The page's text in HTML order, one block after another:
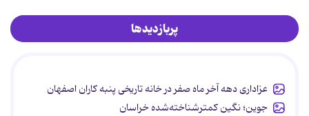
پربازدیدها
عزاداری دهه آخر ماه صفر در خانه تاریخی پنبه کاران اصفهان
جوین؛ نگین کمترشناخته‌شده خراسان